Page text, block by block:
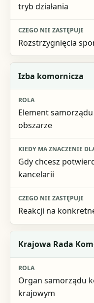
tryb działania
Rozstrzygnięcia
Izba komornicza
Element
obszarze
Gdy chcesz
kancelarii
Reakcji na
Krajowa Rada
Organ samorządu
krajowym